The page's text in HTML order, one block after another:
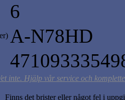
6
A-N78HD
inte. Hjälp vår service och
det brister eller något fel i